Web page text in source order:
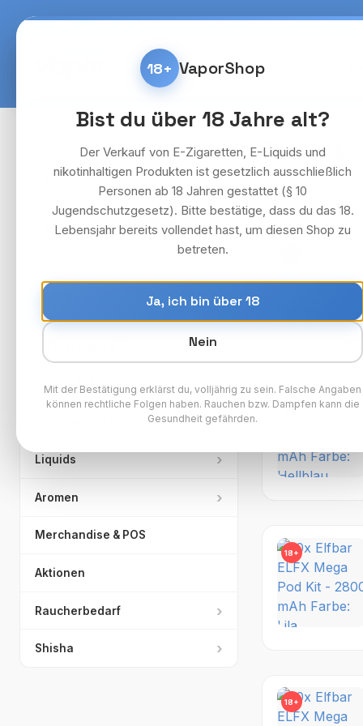
Hauptinhalt springen
Zur Suche springen
Zur Hauptnavigation springen Kostenlose Lieferung
Home
Hersteller
Preis
Pods & Akkuträger ›
E-Zigaretten & Zubehör ›
Liquids ›
Aromen ›
Merchandise & POS
Aktionen
Raucherbedarf ›
Shisha ›
Pod Kit
18+
18+
18+
18+ VaporShop
Bist du über 18 Jahre alt?
Der Verkauf von E-Zigaretten, E-Liquids und
nikotinhaltigen Produkten ist gesetzlich ausschließlich
Personen ab 18 Jahren gestattet (§ 10
Jugendschutzgesetz). Bitte bestätige, dass du das 18.
Lebensjahr bereits vollendet hast, um diesen Shop zu
betreten.
Ja, ich bin über 18
Nein
Mit der Bestätigung erklärst du, volljährig zu sein. Falsche Angaben
können rechtliche Folgen haben. Rauchen bzw. Dampfen kann die
Gesundheit gefährden.